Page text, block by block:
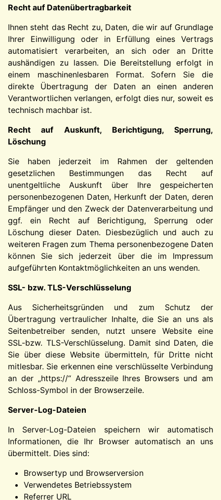
Recht auf Datenübertragbarkeit
Ihnen steht das Recht zu, Daten, die wir auf Grundlage
Ihrer Einwilligung oder in Erfüllung eines Vertrags
automatisiert verarbeiten, an sich oder an Dritte
aushändigen zu lassen. Die Bereitstellung erfolgt in
einem maschinenlesbaren Format. Sofern Sie die
direkte Übertragung der Daten an einen anderen
Verantwortlichen verlangen, erfolgt dies nur, soweit es
technisch machbar ist.
Recht auf Auskunft, Berichtigung, Sperrung,
Löschung
Sie haben jederzeit im Rahmen der geltenden
gesetzlichen Bestimmungen das Recht auf
unentgeltliche Auskunft über Ihre gespeicherten
personenbezogenen Daten, Herkunft der Daten, deren
Empfänger und den Zweck der Datenverarbeitung und
ggf. ein Recht auf Berichtigung, Sperrung oder
Löschung dieser Daten. Diesbezüglich und auch zu
weiteren Fragen zum Thema personenbezogene Daten
können Sie sich jederzeit über die im Impressum
aufgeführten Kontaktmöglichkeiten an uns wenden.
SSL- bzw. TLS-Verschlüsselung
Aus Sicherheitsgründen und zum Schutz der
Übertragung vertraulicher Inhalte, die Sie an uns als
Seitenbetreiber senden, nutzt unsere Website eine
SSL-bzw. TLS-Verschlüsselung. Damit sind Daten, die
Sie über diese Website übermitteln, für Dritte nicht
mitlesbar. Sie erkennen eine verschlüsselte Verbindung
an der „https://“ Adresszeile Ihres Browsers und am
Schloss-Symbol in der Browserzeile.
Server-Log-Dateien
In Server-Log-Dateien speichern wir automatisch
Informationen, die Ihr Browser automatisch an uns
übermittelt. Dies sind:
Browsertyp und Browserversion
Verwendetes Betriebssystem
Referrer URL